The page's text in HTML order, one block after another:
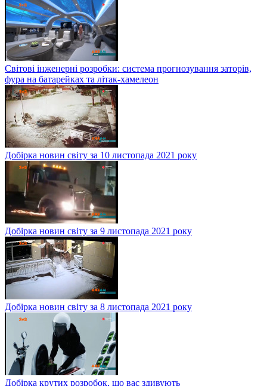
Світові інженерні розробки: система прогнозування заторів,
фура на батарейках та літак-хамелеон
Добірка новин світу за 10 листопада 2021 року
Добірка новин світу за 9 листопада 2021 року
Добірка новин світу за 8 листопада 2021 року
Добірка крутих розробок, що вас здивують